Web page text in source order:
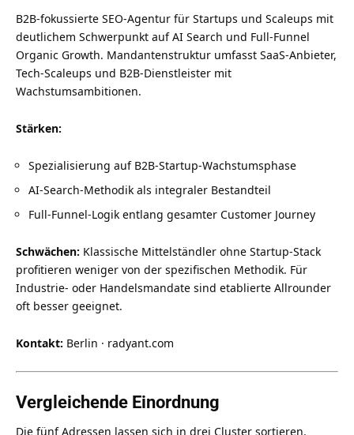
B2B-fokussierte SEO-Agentur für Startups und Scaleups mit
deutlichem Schwerpunkt auf AI Search und Full-Funnel
Organic Growth. Mandantenstruktur umfasst SaaS-Anbieter,
Tech-Scaleups und B2B-Dienstleister mit
Wachstumsambitionen.
Stärken:
Spezialisierung auf B2B-Startup-Wachstumsphase
AI-Search-Methodik als integraler Bestandteil
Full-Funnel-Logik entlang gesamter Customer Journey
Schwächen: Klassische Mittelständler ohne Startup-Stack
profitieren weniger von der spezifischen Methodik. Für
Industrie- oder Handelsmandate sind etablierte Allrounder
oft besser geeignet.
Kontakt: Berlin · radyant.com
Vergleichende Einordnung
Die fünf Adressen lassen sich in drei Cluster sortieren.